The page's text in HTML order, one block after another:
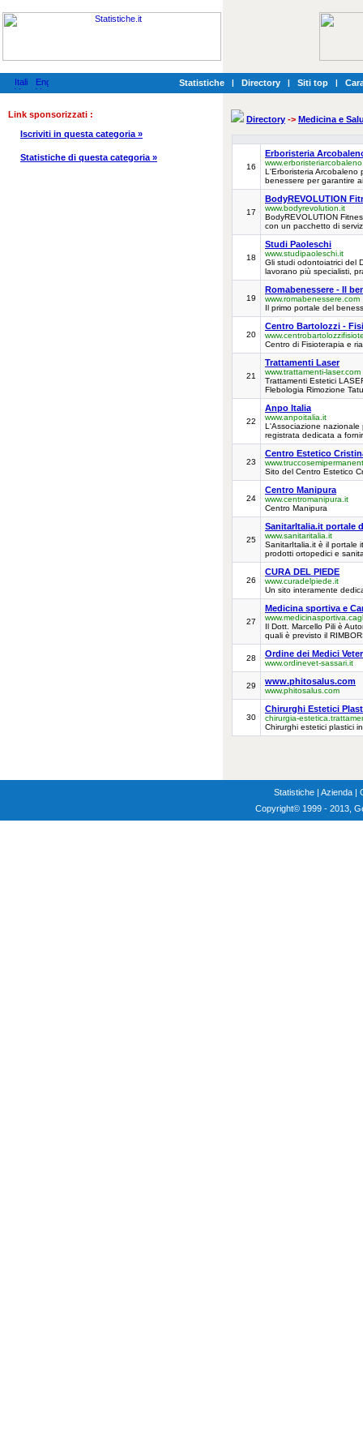
Statistiche | Directory | Siti top |
Link sponsorizzati :
Iscriviti in questa categoria »
Statistiche di questa categoria »
Directory -> Medicina e
16
Erboristeria
L'Erboristeria Arcobaleno
benessere per garantire
17
BodyREVOLUTION
www.bodyrevolution.it
BodyREVOLUTION
con un pacchetto di
18
Studi Paoleschi
www.studipaoleschi.it
Gli studi odontoiatrici del
lavorano più specialisti,
19
Romabenessere - Il
www.romabenessere.com
Il primo portale del
20
Centro Bartolozzi -
Centro di Fisioterapia e
21
Trattamenti Laser
www.trattamenti-laser.com
Trattamenti Estetici
Flebologia Rimozione
22
Anpo Italia
www.anpoitalia.it
L'Associazione
registrata dedicata a
23
Centro Estetico
Sito del Centro Estetico
24
Centro Manipura
www.centromanipura.it
Centro Manipura
25
SanitarItalia.it portale
www.sanitaritalia.it
SanitarItalia.it è il portale
prodotti ortopedici e
26
CURA DEL PIEDE
www.curadelpiede.it
Un sito interamente
27
Medicina sportiva e
Il Dott. Marcello Pili è
quali è previsto il
28 Ordine dei Medici
www.ordinevet-sassari.it
29 www.phitosalus.com
www.phitosalus.com
30
Chirurghi Estetici
chirurgia-
Chirurghi estetici plastici
Statistiche | Azienda |
Copyright© 1999 - 2013,